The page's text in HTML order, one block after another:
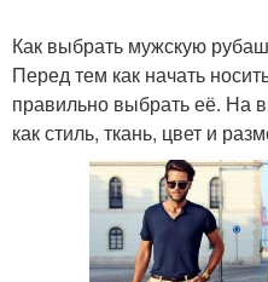
Как выбрать мужскую
Перед тем как начать
правильно выбрать её. На
как стиль, ткань, цвет и